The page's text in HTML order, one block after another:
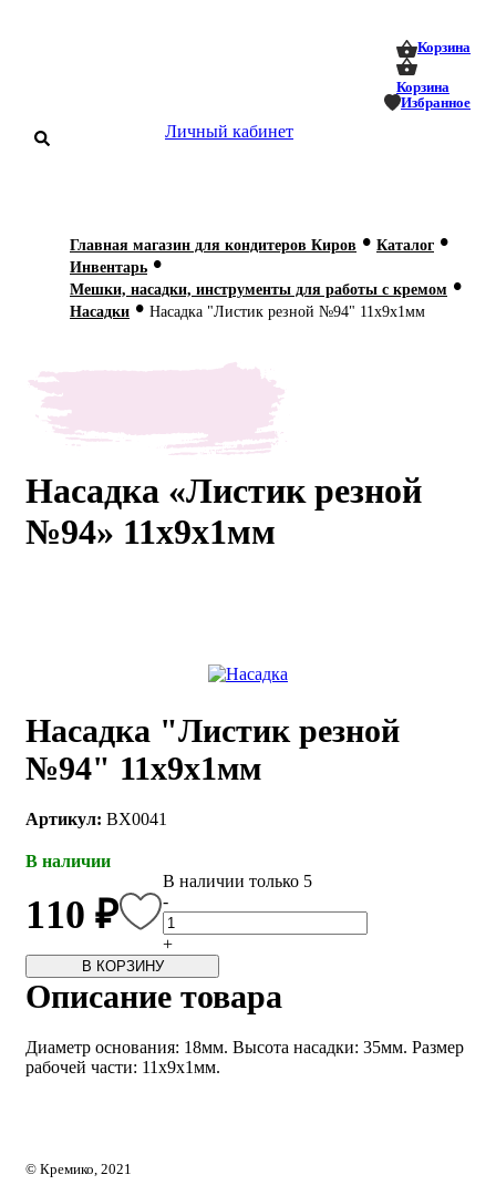
Корзина
Корзина
Избранное
Личный кабинет
О нас
Мастер-
классы
256-54-
Главная магазин для кондитеров Киров • Каталог •
Инвентарь •
Мешки, насадки, инструменты для работы с кремом •
Насадки • Насадка "Листик резной №94" 11х9х1мм
Насадка «Листик резной
№94» 11х9х1мм
Насадка "Листик резной
№94" 11х9х1мм
Артикул: BX0041
В наличии
110 ₽
В наличии только 5
-
+
В КОРЗИНУ
Описание товара
Диаметр основания: 18мм. Высота насадки: 35мм. Размер
рабочей части: 11х9х1мм.
© Кремико, 2021